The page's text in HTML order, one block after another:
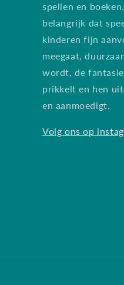
spellen en
belangrijk dat
kinderen fijn
meegaat,
wordt, de
prikkelt en hen
en aanmoedigt.
Volg ons op